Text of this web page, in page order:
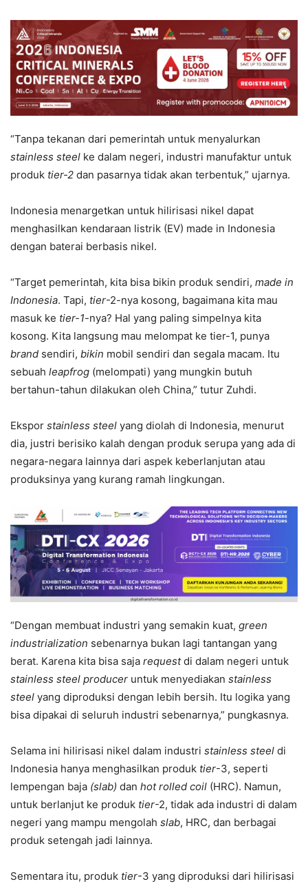
“Tanpa tekanan dari pemerintah untuk menyalurkan
stainless steel ke dalam negeri, industri manufaktur untuk
produk tier-2 dan pasarnya tidak akan terbentuk,” ujarnya.
Indonesia menargetkan untuk hilirisasi nikel dapat
menghasilkan kendaraan listrik (EV) made in Indonesia
dengan baterai berbasis nikel.
“Target pemerintah, kita bisa bikin produk sendiri, made in
Indonesia. Tapi, tier-2-nya kosong, bagaimana kita mau
masuk ke tier-1-nya? Hal yang paling simpelnya kita
kosong. Kita langsung mau melompat ke tier-1, punya
brand sendiri, bikin mobil sendiri dan segala macam. Itu
sebuah leapfrog (melompati) yang mungkin butuh
bertahun-tahun dilakukan oleh China,” tutur Zuhdi.
Ekspor stainless steel yang diolah di Indonesia, menurut
dia, justri berisiko kalah dengan produk serupa yang ada di
negara-negara lainnya dari aspek keberlanjutan atau
produksinya yang kurang ramah lingkungan.
“Dengan membuat industri yang semakin kuat, green
industrialization sebenarnya bukan lagi tantangan yang
berat. Karena kita bisa saja requestdi dalam negeri untuk
stainless steel producer untuk menyediakan stainless
steel yang diproduksi dengan lebih bersih. Itu logika yang
bisa dipakai di seluruh industri sebenarnya,” pungkasnya.
Selama ini hilirisasi nikel dalam industri stainless steel di
Indonesia hanya menghasilkan produk tier-3, seperti
lempengan baja (slab) dan hot rolled coil (HRC). Namun,
untuk berlanjut ke produk tier-2, tidak ada industri di dalam
negeri yang mampu mengolah slab, HRC, dan berbagai
produk setengah jadi lainnya.
Sementara itu, produk tier-3 yang diproduksi dari hilirisasi